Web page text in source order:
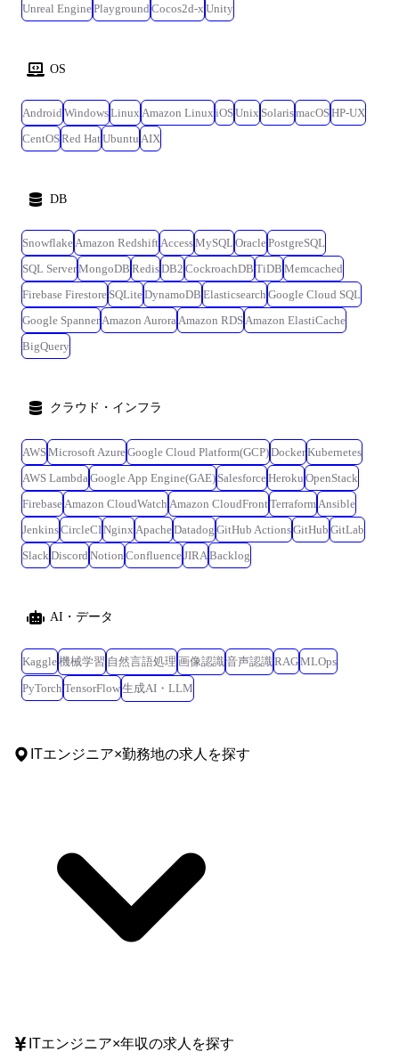
Unreal EnginePlayground Cocos2d-x Unity
OS
Android WindowsLinux Amazon Linux iOSUnix SolarismacOSHP-UX
CentOSRed HatUbuntu AIX
DB
Snowflake Amazon Redshift AccessMySQL OraclePostgreSQL
SQL ServerMongoDB RedisDB2 CockroachDB TiDB Memcached
Firebase Firestore SQLiteDynamoDB Elasticsearch Google Cloud SQL
Google Spanner Amazon Aurora Amazon RDS Amazon ElastiCache
BigQuery
クラウド・インフラ
AWSMicrosoft AzureGoogle Cloud Platform(GCP)DockerKubernetes
AWS Lambda Google App Engine(GAE) SalesforceHeroku OpenStack
Firebase Amazon CloudWatch Amazon CloudFrontTerraform Ansible
JenkinsCircleCINginx ApacheDatadog GitHub ActionsGitHub GitLab
Slack Discord Notion ConfluenceJIRA Backlog
AI・データ
Kaggle機械学習 自然言語処理 画像認識 音声認識 RAGMLOps
PyTorch TensorFlow生成AI・LLM
ITエンジニア×勤務地の求人を探す
ITエンジニア×年収の求人を探す